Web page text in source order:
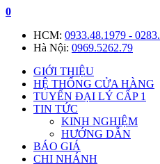
0
HCM: 0933.48.1979 -
Hà Nội: 0969.5262.79
GIỚI THIỆU
HỆ THỐNG CỬA HÀNG
TUYỂN ĐẠI LÝ CẤP 1
TIN TỨC
KINH NGHIỆM
HƯỚNG DẪN
BÁO GIÁ
CHI NHÁNH